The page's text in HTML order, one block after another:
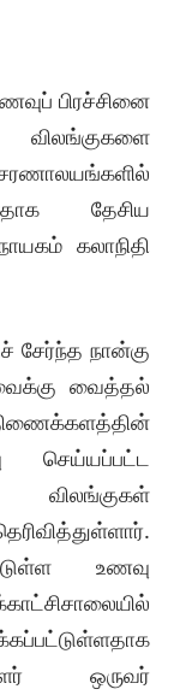
பிரச்சினை
விலங்குகளை
தேசிய
கலாநிதி
சேர்ந்த நான்கு
வைத்தல்
செய்யப்பட்ட
உணவு
ஒருவர்